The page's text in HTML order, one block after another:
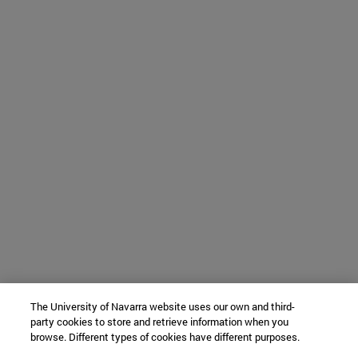
The University of Navarra website uses our own and third-
party cookies to store and retrieve information when you
browse. Different types of cookies have different purposes.